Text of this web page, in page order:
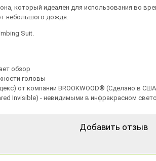
который идеален для использования во
небольшого дождя.
Suit.
обзор
головы
от компании BROOKWOOD® (Сделано в
Invisible) - невидимыми в инфракрасном
Добавить отзыв